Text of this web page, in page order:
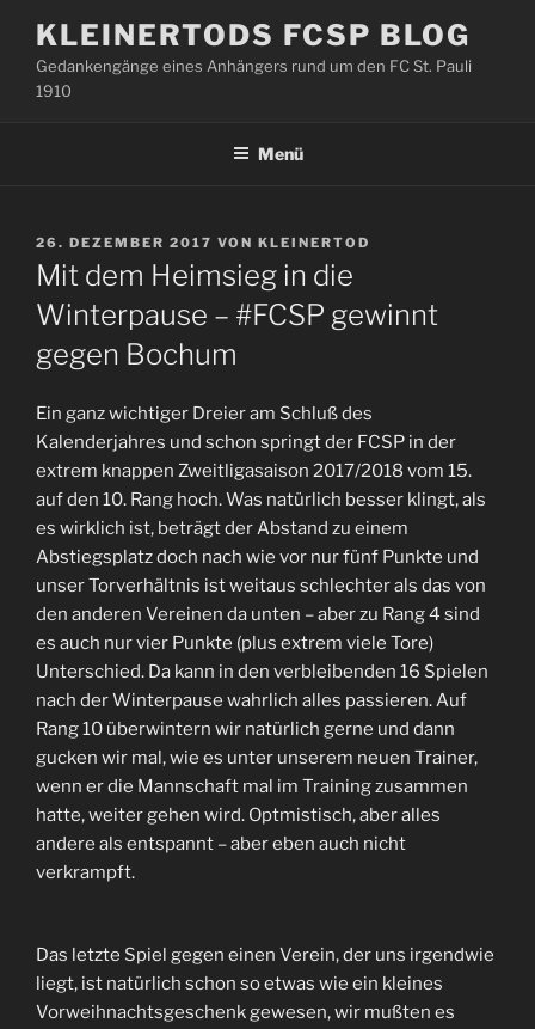
Inhalt
springen
KLEINERTODS FCSP BLOG
Gedankengänge eines Anhängers rund um den FC St. Pauli
1910
Menü
VERÖFFENTLICHT
AM
26. DEZEMBER 2017 VON KLEINERTOD
Mit dem Heimsieg in die
Winterpause – #FCSP gewinnt
gegen Bochum
Ein ganz wichtiger Dreier am Schluß des
Kalenderjahres und schon springt der FCSP in der
extrem knappen Zweitligasaison 2017/2018 vom 15.
auf den 10. Rang hoch. Was natürlich besser klingt, als
es wirklich ist, beträgt der Abstand zu einem
Abstiegsplatz doch nach wie vor nur fünf Punkte und
unser Torverhältnis ist weitaus schlechter als das von
den anderen Vereinen da unten – aber zu Rang 4 sind
es auch nur vier Punkte (plus extrem viele Tore)
Unterschied. Da kann in den verbleibenden 16 Spielen
nach der Winterpause wahrlich alles passieren. Auf
Rang 10 überwintern wir natürlich gerne und dann
gucken wir mal, wie es unter unserem neuen Trainer,
wenn er die Mannschaft mal im Training zusammen
hatte, weiter gehen wird. Optmistisch, aber alles
andere als entspannt – aber eben auch nicht
verkrampft.
Das letzte Spiel gegen einen Verein, der uns irgendwie
liegt, ist natürlich schon so etwas wie ein kleines
Vorweihnachtsgeschenk gewesen, wir mußten es